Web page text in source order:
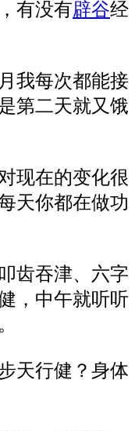
，有没有辟谷经
我每次都能接
第二天就又饿
现在的变化很
天你都在做功
齿吞津、 六字
，中午就听听
天行健 ？身体